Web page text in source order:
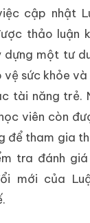
cập nhật
thảo luận
dựng một tư
sức khỏe
tài năng trẻ.
viên còn
để tham gia
tra đánh
mới của